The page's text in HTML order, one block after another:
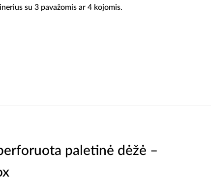
su 3 pavažomis ar 4 kojomis.
paletinė dėžė –